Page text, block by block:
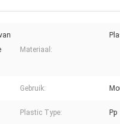
Materiaal:
Gebruik:
Plastic Type: Pp